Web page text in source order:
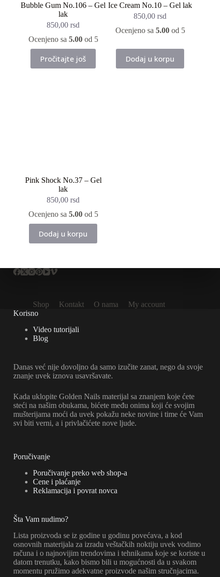
Bubble Gum No.106 – Gel
lak
850,00rsd
Ocenjeno sa 5.00od 5
Pročitajte još
Ice Cream No.10 – Gel lak
850,00rsd
Ocenjeno sa 5.00od 5
Dodaj u korpu
Pink Shock No.37 – Gel
lak
850,00rsd
Ocenjeno sa 5.00od 5
Dodaj u korpu
Shop Kontakt O nama
My account
Korisno
Video tutorijali
Blog
Danas već nije dovoljno da samo izučite zanat, nego da svoje
znanje uvek iznova usavršavate.
Kada uklopite Golden Nails materijal sa znanjem koje ćete
steći na našim obukama, bićete među onima koji će svojim
mušterijama moći da uvek pokažu neke novine i time će Vam
svi biti verni, a i privlačićete nove ljude.
Poručivanje
Poručivanje preko web shop-a
Cene i plaćanje
Reklamacija i povrat novca
Šta Vam nudimo?
Lista proizvoda se iz godine u godinu povećava, a kod
osnovnih materijala za izradu veštačkih noktiju uvek vodimo
računa i o najnovijim trendovima i tehnikama koje se koriste u
datom trenutku, kako bismo bili u mogućnosti da u svakom
momentu pružimo adekvatne proizvode našim stručnjacima.